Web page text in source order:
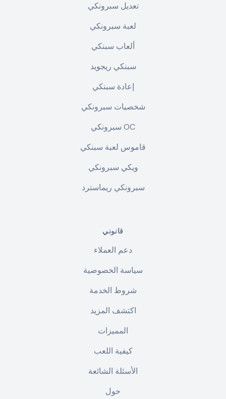
تعديل سبرونكي
لعبة سبرونكي
ألعاب سبنكي
سبنكي ريجويد
إعادة سبنكي
شخصيات سبرونكي
سبرونكي OC
قاموس لعبة سبنكي
ويكي سبرونكي
سبرونكي ريماسترد
قانوني
دعم العملاء
سياسة الخصوصية
شروط الخدمة
اكتشف المزيد
المميزات
كيفية اللعب
الأسئلة الشائعة
حول